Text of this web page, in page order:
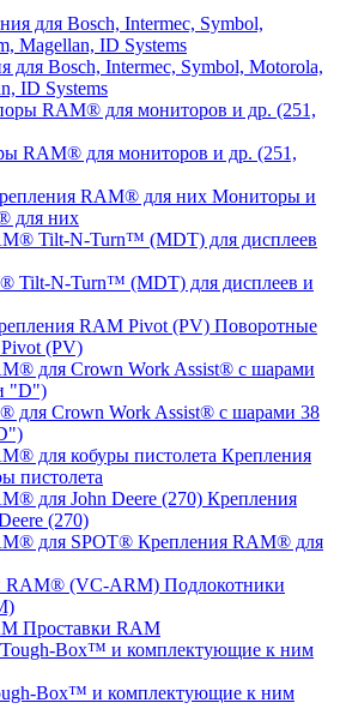
для Bosch, Intermec, Symbol, Motorola,
ID Systems
RAM® для мониторов и др. (251,
Мониторы и
для них
Tilt-N-Turn™ (MDT) для дисплеев и
Поворотные
(PV)
для Crown Work Assist® с шарами 38
Крепления
пистолета
Крепления
(270)
Крепления RAM® для
Подлокотники
Проставки RAM
Box™ и комплектующие к ним